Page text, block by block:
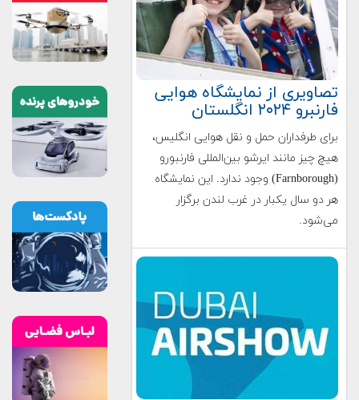
تصاویری از نمایشگاه هوایی
فارنبرو ۲۰۲۴ انگلستان
برای طرفداران حمل و نقل هوایی انگلیس،
هیچ چیز مانند ایرشو بین‌المللی فارنبورو
(Farnborough) وجود ندارد. این نمایشگاه
هر دو سال یکبار در غرب لندن برگزار
می‌شود.